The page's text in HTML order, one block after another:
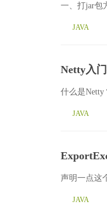
一、打jar包
JAVA
Netty入
什么是Netty
JAVA
声明一点这
JAVA